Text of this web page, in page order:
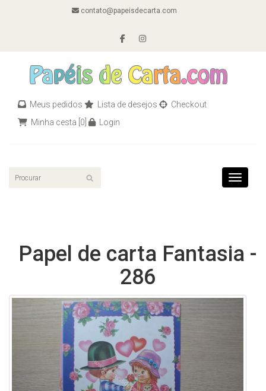
contato@papeisdecarta.com
Meus pedidos Lista de desejos
Checkout
Minha cesta [0] Login
Toggle
Papel de carta Fantasia -
286